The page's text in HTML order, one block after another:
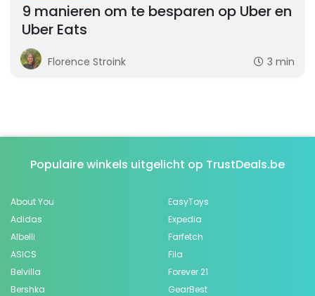
9 manieren om te besparen op Uber en
Uber Eats
Florence Stroink 3 min
Populaire winkels uitgelicht op TrustDeals.be
About You
Adidas
Albelli
ASICS
Belvilla
Bershka
EasyToys
Expedia
Farfetch
Fila
Forever 21
GearBest